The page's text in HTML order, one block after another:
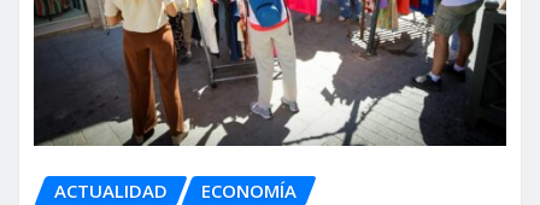
ACTUALIDAD ECONOMÍA